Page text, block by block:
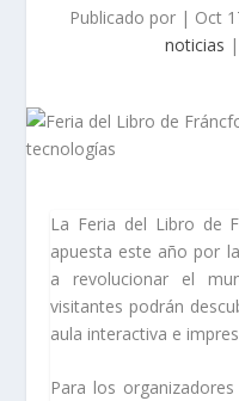
Publicado por | Oct
noticias |
La Feria del Libro de
apuesta este año por
a revolucionar el
visitantes podrán
aula interactiva e
Para los